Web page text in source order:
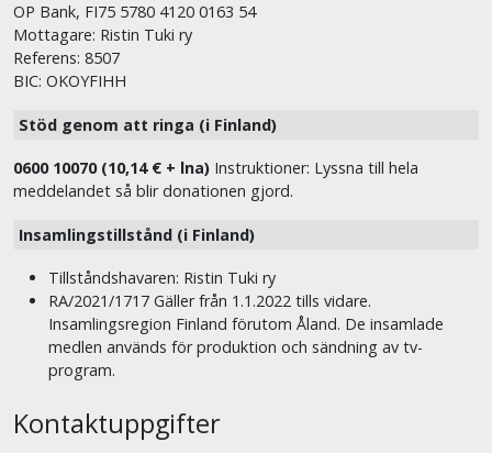
OP Bank, FI75 5780 4120 0163 54
Mottagare: Ristin Tuki ry
Referens: 8507
BIC: OKOYFIHH
Stöd genom att ringa (i Finland)
0600 10070 (10,14 € + lna) Instruktioner: Lyssna till hela
meddelandet så blir donationen gjord.
Insamlingstillstånd (i Finland)
Tillståndshavaren: Ristin Tuki ry
RA/2021/1717 Gäller från 1.1.2022 tills vidare.
Insamlingsregion Finland förutom Åland. De insamlade
medlen används för produktion och sändning av tv-
program.
Kontaktuppgifter